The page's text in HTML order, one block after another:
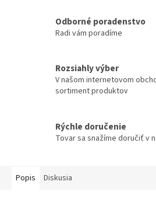
Odborné poradenstvo
Radi vám poradíme
Rozsiahly výber
V našom internetovom
sortiment produktov
Rýchle doručenie
Tovar sa snažíme doručiť v
Popis Diskusia